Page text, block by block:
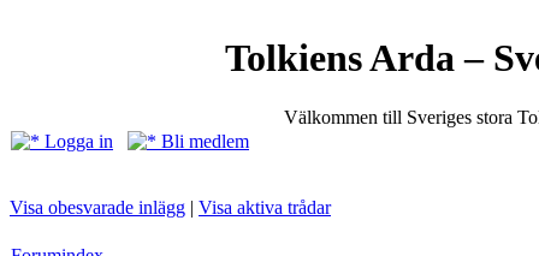
Tolkiens Arda –
Välkommen till Sveriges stora
Logga in
Bli medlem
Visa obesvarade inlägg | Visa aktiva trådar